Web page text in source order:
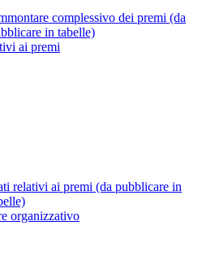
complessivo dei premi (da
in tabelle)
ai premi
relativi ai premi (da pubblicare in
organizzativo